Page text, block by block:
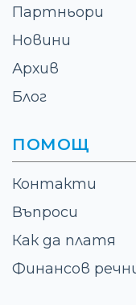
Партньори
Новини
Архив
Блог
ПОМОЩ
Контакти
Въпроси
Как да платя
Финансов